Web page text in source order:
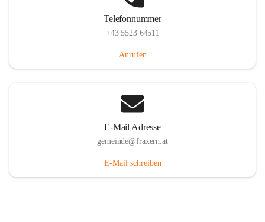
Telefonnummer
+43 5523 64511
Anrufen
E-Mail Adresse
gemeinde@fraxern.at
E-Mail schreiben